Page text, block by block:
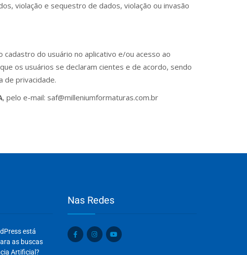
violação e sequestro de dados, violação ou invasão
do usuário no aplicativo e/ou acesso ao
os usuários se declaram cientes e de acordo, sendo
de privacidade.
, pelo e-mail: saf@milleniumformaturas.com.br
está
as buscas
Artificial?
Nas Redes
Olá, insira seus dados para continuar.